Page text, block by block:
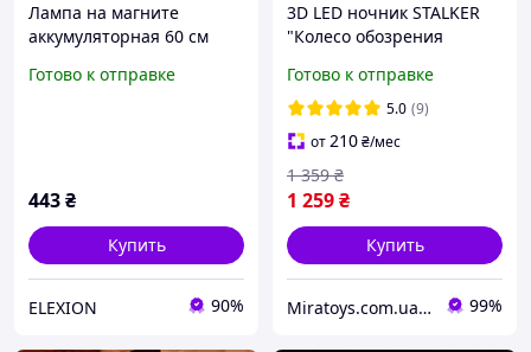
Лампа на магните
аккумуляторная 60 см
датчиком движения
Готово к отправке
443₴
Купить
ELEXION 90%
3D LED ночник STALKER
"Колесо обозрения
для фанатов игры
Сталкер (USB Type-C,
аккумулятор)
Готово к отправке
5.0 (9)
от210₴/мес
1 259₴
1 359 ₴
Купить
Miratoys.com.ua - МІРАТОЙС 99%